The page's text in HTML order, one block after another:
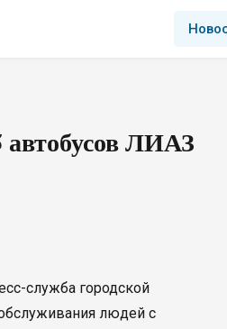
автобусов ЛИАЗ
служба городской
людей с